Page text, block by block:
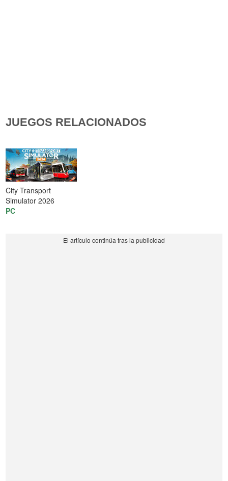
JUEGOS RELACIONADOS
City Transport
Simulator 2026
PC